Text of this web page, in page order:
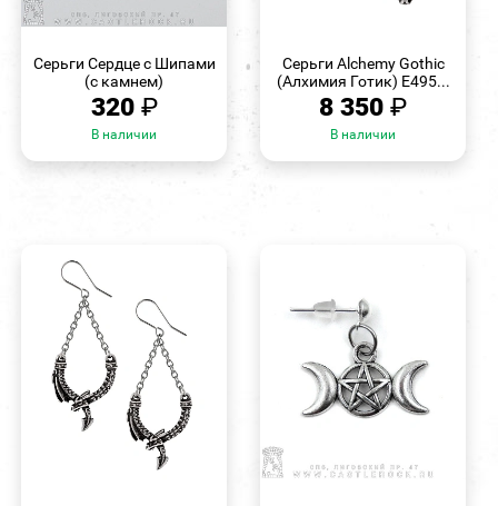
Серьги Сердце с Шипами
(с камнем)
320 ₽
В наличии
Серьги Alchemy Gothic
(Алхимия Готик) E495...
8 350 ₽
В наличии